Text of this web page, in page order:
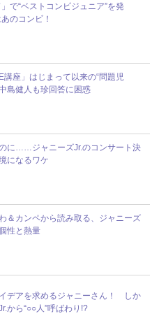
で“ベストコンビジュニア”を発
のコンビ！
講座」はじまって以来の“問題児
島健人も珍回答に困惑
に……ジャニーズJr.のコンサート決
になるワケ
＆カンペから読み取る、ジャニーズ
性と熱量
デアを求めるジャニーさん！ しか
から“○○人”呼ばわり!?